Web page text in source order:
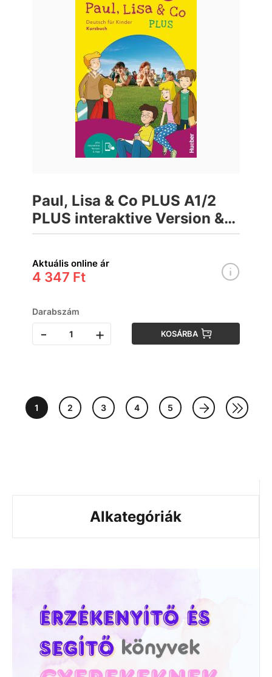
Paul, Lisa & Co PLUS A1/2
PLUS interaktive Version &
App Tankönyv
Aktuális online ár
4 347 Ft
Darabszám
- + KOSÁRBA
1 2 3 4 5
Alkategóriák